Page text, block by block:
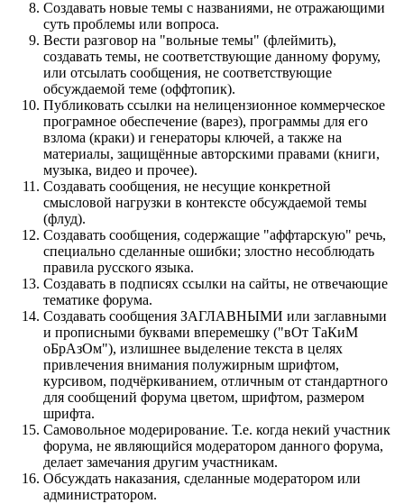
Создавать новые темы с названиями, не отражающими
суть проблемы или вопроса.
Вести разговор на "вольные темы" (флеймить),
создавать темы, не соответствующие данному форуму,
или отсылать сообщения, не соответствующие
обсуждаемой теме (оффтопик).
Публиковать ссылки на нелицензионное коммерческое
програмное обеспечение (варез), программы для его
взлома (краки) и генераторы ключей, а также на
материалы, защищённые авторскими правами (книги,
музыка, видео и прочее).
Создавать сообщения, не несущие конкретной
смысловой нагрузки в контексте обсуждаемой темы
(флуд).
Создавать сообщения, содержащие "аффтарскую" речь,
специально сделанные ошибки; злостно несоблюдать
правила русского языка.
Создавать в подписях ссылки на сайты, не отвечающие
тематике форума.
Cоздавать сообщения ЗАГЛАВНЫМИ или заглавными
и прописными буквами вперемешку ("вОт ТаКиМ
оБрАзОм"), излишнее выделение текста в целях
привлечения внимания полужирным шрифтом,
курсивом, подчёркиванием, отличным от стандартного
для сообщений форума цветом, шрифтом, размером
шрифта.
Самовольное модерирование. Т.е. когда некий участник
форума, не являющийся модератором данного форума,
делает замечания другим участникам.
Обсуждать наказания, сделанные модератором или
администратором.